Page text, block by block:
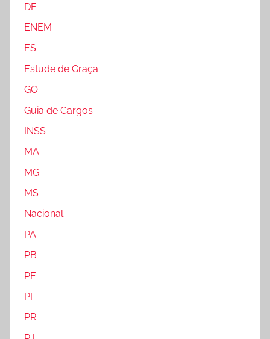
DF
ENEM
ES
Estude de Graça
GO
Guia de Cargos
INSS
MA
MG
MS
Nacional
PA
PB
PE
PI
PR